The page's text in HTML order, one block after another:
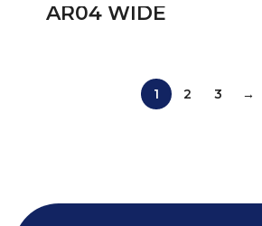
AR04 WIDE
1 2 3 →